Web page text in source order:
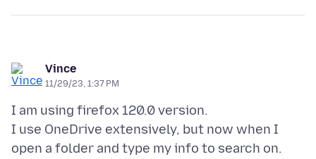
Vince
11/29/23, 1:37 PM
I am using firefox 120.0 version.
I use OneDrive extensively, but now when I
open a folder and type my info to search on.